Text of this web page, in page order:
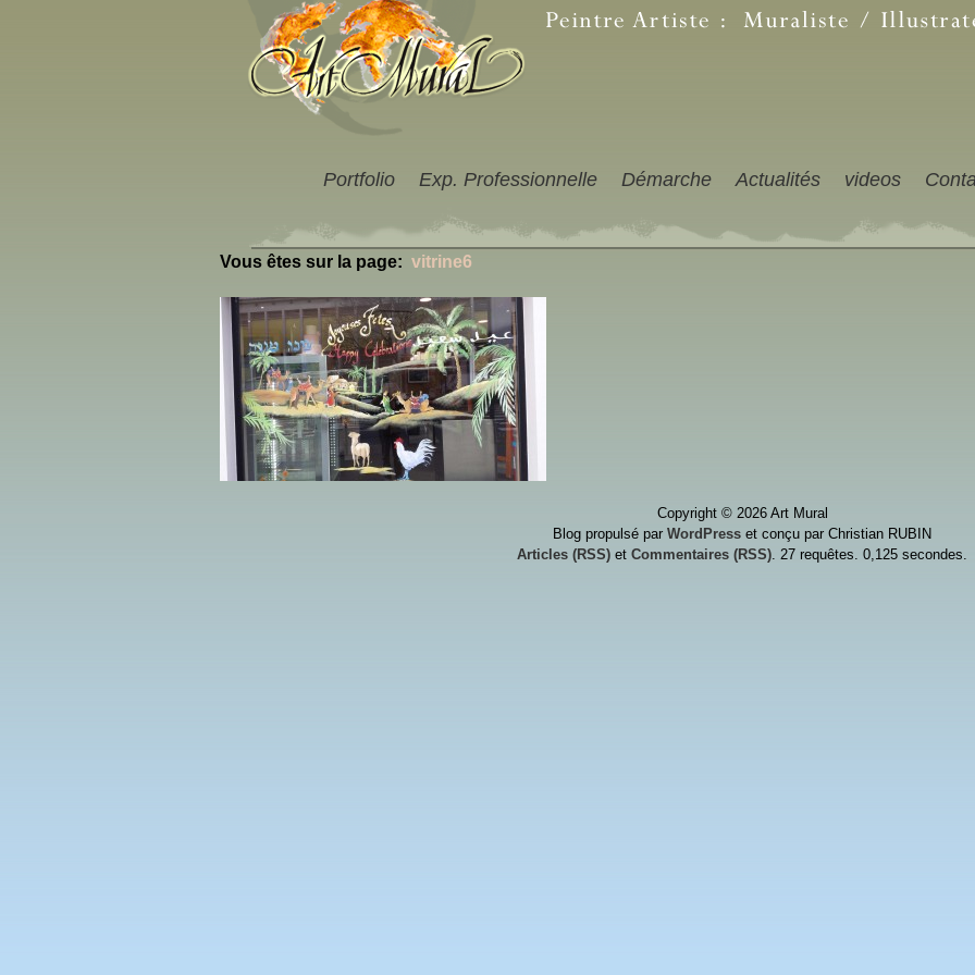
Portfolio Exp. Professionnelle Démarche Actualités videos
Vous êtes sur la page: vitrine6
Copyright © 2026 Art Mural
Blog propulsé par WordPress et conçu par Christian RUBIN
Articles (RSS) et Commentaires (RSS). 27 requêtes. 0,125 secondes.